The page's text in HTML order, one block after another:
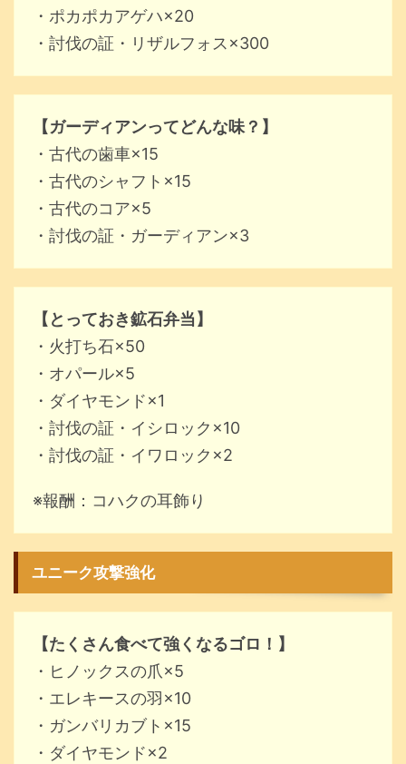
・ポカポカアゲハ×20
・討伐の証・リザルフォス×300
【ガーディアンってどんな味？】
・古代の歯車×15
・古代のシャフト×15
・古代のコア×5
・討伐の証・ガーディアン×3
【とっておき鉱石弁当】
・火打ち石×50
・オパール×5
・ダイヤモンド×1
・討伐の証・イシロック×10
・討伐の証・イワロック×2
※報酬：コハクの耳飾り
ユニーク攻撃強化
【たくさん食べて強くなるゴロ！】
・ヒノックスの爪×5
・エレキースの羽×10
・ガンバリカブト×15
・ダイヤモンド×2